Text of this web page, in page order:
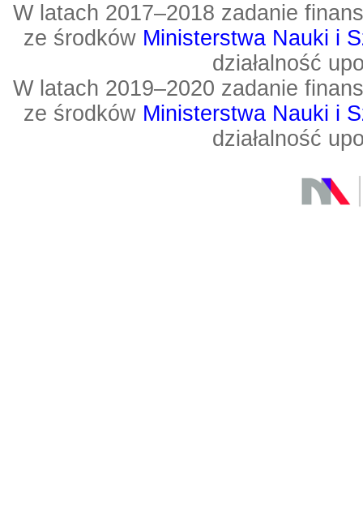
W latach 2017–2018 zadanie
ze środków Ministerstwa Nauki i
działalność
W latach 2019–2020 zadanie
ze środków Ministerstwa Nauki i
działalność